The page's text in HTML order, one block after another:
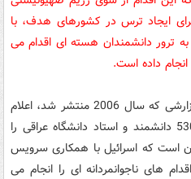
ایجاد ترس در کشورهای هدف، با
دانشمندان هسته ای اقدام می
داده است.
میر عنوان کرد: شبکه الجزیره طی گزارشی که سال 2006 منتشر شد، اعلام
کرد که آمریکا با همکاری موساد 530 دانشمند و استاد دانشگاه عراقی را
است که اسرائیل با همکاری سرویس
های ناجوانمردانه ای را انجام می